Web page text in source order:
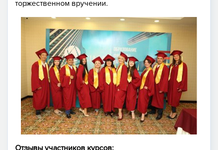
торжественном вручении.